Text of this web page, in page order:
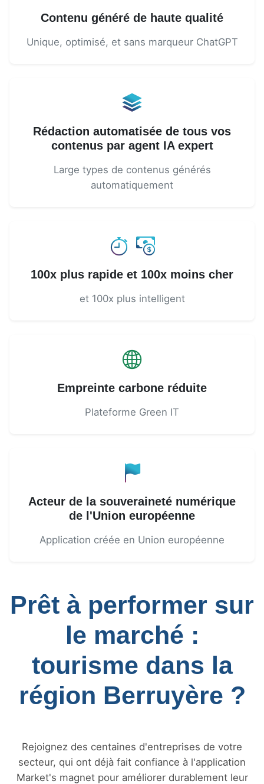
Contenu généré de haute qualité
Unique, optimisé, et sans marqueur ChatGPT
Rédaction automatisée de tous vos
contenus par agent IA expert
Large types de contenus générés
automatiquement
100x plus rapide et 100x moins cher
et 100x plus intelligent
Empreinte carbone réduite
Plateforme Green IT
Acteur de la souveraineté numérique
de l'Union européenne
Application créée en Union européenne
Prêt à performer sur
le marché :
tourisme dans la
région Berruyère ?
Rejoignez des centaines d'entreprises de votre
secteur, qui ont déjà fait confiance à l'application
Market's magnet pour améliorer durablement leur